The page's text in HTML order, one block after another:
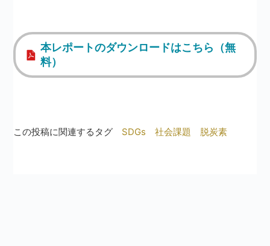
本レポートのダウンロードはこちら（無
料）
この投稿に関連するタグ SDGs 社会課題 脱炭素